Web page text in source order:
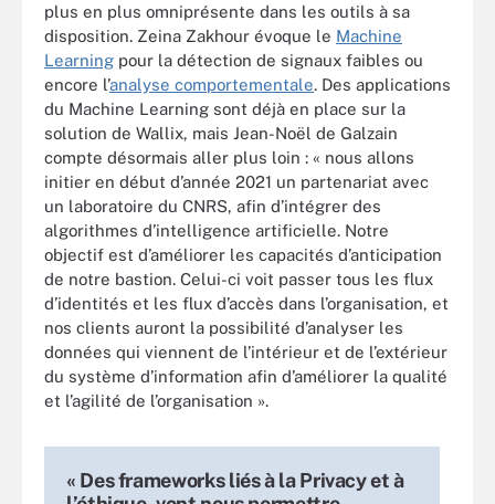
plus en plus omniprésente dans les outils à sa
disposition. Zeina Zakhour évoque le Machine
Learning pour la détection de signaux faibles ou
encore l’analyse comportementale. Des applications
du Machine Learning sont déjà en place sur la
solution de Wallix, mais Jean-Noël de Galzain
compte désormais aller plus loin : « nous allons
initier en début d’année 2021 un partenariat avec
un laboratoire du CNRS, afin d’intégrer des
algorithmes d’intelligence artificielle. Notre
objectif est d’améliorer les capacités d’anticipation
de notre bastion. Celui-ci voit passer tous les flux
d’identités et les flux d’accès dans l’organisation, et
nos clients auront la possibilité d’analyser les
données qui viennent de l’intérieur et de l’extérieur
du système d’information afin d’améliorer la qualité
et l’agilité de l’organisation ».
« Des frameworks liés à la Privacy et à